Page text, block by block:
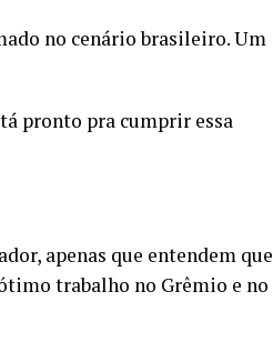
no cenário brasileiro. Um
pronto pra cumprir essa
apenas que entendem que
trabalho no Grêmio e no